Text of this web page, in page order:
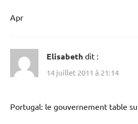
Apr
Elisabeth dit :
14 juillet 2011 à 21:14
Portugal: le gouvernement table